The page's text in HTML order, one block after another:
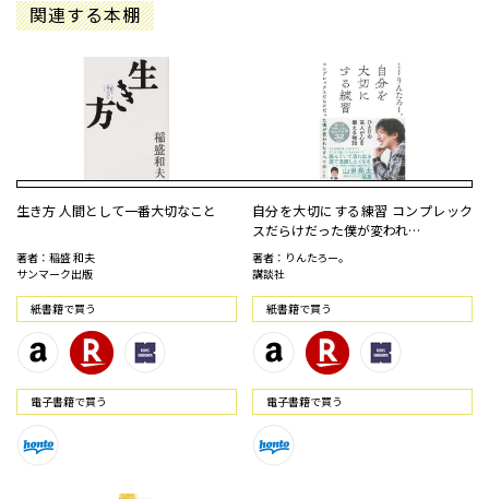
関連する本棚
生き方 人間として一番大切なこと
著者：稲盛 和夫
サンマーク出版
紙書籍で買う
電⼦書籍で買う
自分を大切にする練習 コンプレック
スだらけだった僕が変われ…
著者：りんたろー。
講談社
紙書籍で買う
電⼦書籍で買う